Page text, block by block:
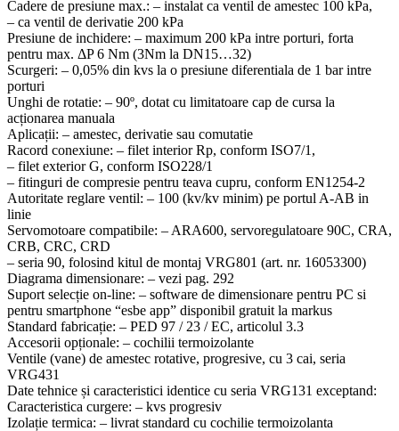
Cadere de presiune max.: – instalat ca ventil de amestec 100 kPa,
– ca ventil de derivatie 200 kPa
Presiune de inchidere: – maximum 200 kPa intre porturi, forta
pentru max. ΔP 6 Nm (3Nm la DN15…32)
Scurgeri: – 0,05% din kvs la o presiune diferentiala de 1 bar intre
porturi
Unghi de rotatie: – 90º, dotat cu limitatoare cap de cursa la
acționarea manuala
Aplicații: – amestec, derivatie sau comutatie
Racord conexiune: – filet interior Rp, conform ISO7/1,
– filet exterior G, conform ISO228/1
– fitinguri de compresie pentru teava cupru, conform EN1254-2
Autoritate reglare ventil: – 100 (kv/kv minim) pe portul A-AB in
linie
Servomotoare compatibile: – ARA600, servoregulatoare 90C, CRA,
CRB, CRC, CRD
– seria 90, folosind kitul de montaj VRG801 (art. nr. 16053300)
Diagrama dimensionare: – vezi pag. 292
Suport selecție on-line: – software de dimensionare pentru PC si
pentru smartphone “esbe app” disponibil gratuit la markus
Standard fabricație: – PED 97 / 23 / EC, articolul 3.3
Accesorii opționale: – cochilii termoizolante
Ventile (vane) de amestec rotative, progresive, cu 3 cai, seria
VRG431
Date tehnice și caracteristici identice cu seria VRG131 exceptand:
Caracteristica curgere: – kvs progresiv
Izolație termica: – livrat standard cu cochilie termoizolanta